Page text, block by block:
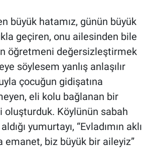
büyük hatamız, günün büyük
geçiren, onu ailesinden bile
öğretmeni değersizleştirmek
söylesem yanlış anlaşılır
çocuğun gidişatına
eli kolu bağlanan bir
Köylünün sabah
yumurtayı, “Evladımın aklı
emanet, biz büyük bir aileyiz”